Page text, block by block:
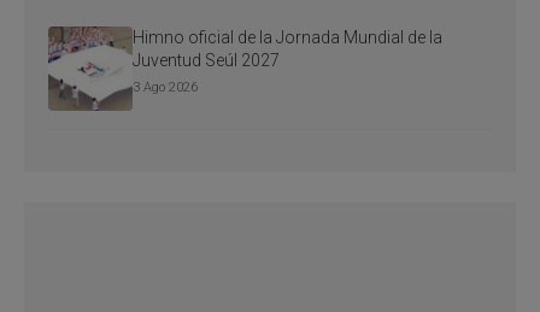
Himno oficial de la Jornada Mundial de la
Juventud Seúl 2027
3 Ago 2026